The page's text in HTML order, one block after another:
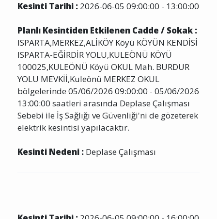
Kesinti Tarihi : 2026-06-05 09:00:00 - 13:00:00
Planlı Kesintiden Etkilenen Cadde / Sokak :
ISPARTA,MERKEZ,ALİKÖY Köyü KÖYÜN KENDİSİ
ISPARTA-EĞİRDİR YOLU,KULEÖNÜ KÖYÜ
100025,KULEÖNÜ Köyü OKUL Mah. BURDUR
YOLU MEVKİİ,Kuleönü MERKEZ OKUL
bölgelerinde 05/06/2026 09:00:00 - 05/06/2026
13:00:00 saatleri arasında Deplase Çalışması
Sebebi ile İş Sağlığı ve Güvenliği'ni de gözeterek
elektrik kesintisi yapılacaktır.
Kesinti Nedeni : Deplase Çalışması